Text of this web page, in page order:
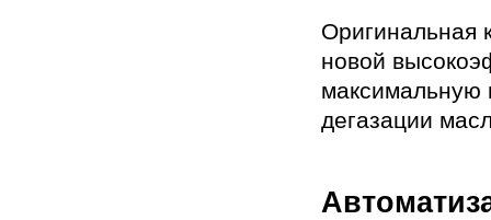
Оригинальная
новой
максимальную